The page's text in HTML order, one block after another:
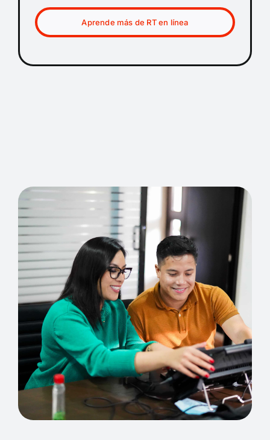
Aprende más de RT en línea